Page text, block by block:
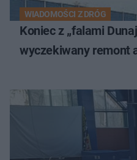
WIADOMOŚCI Z DRÓG
Koniec z „falami
wyczekiwany remont